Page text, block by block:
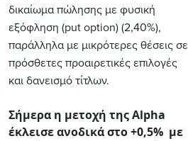
δικαίωμα πώλησης με φυσική
εξόφληση (put option) (2,40%),
παράλληλα με μικρότερες θέσεις σε
πρόσθετες προαιρετικές επιλογές
και δανεισμό τίτλων.
Σήμερα η μετοχή της Alpha
έκλεισε ανοδικά στο +0,5% με